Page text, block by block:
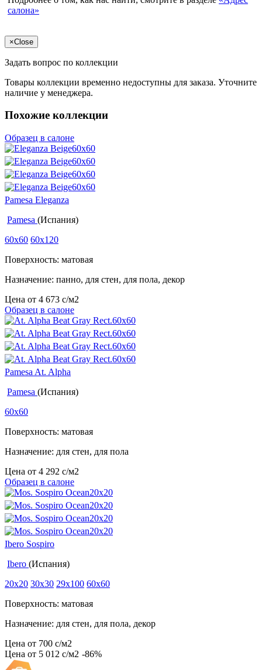
салона»
×Close
Задать вопрос по коллекции
Товары коллекции временно недоступны для заказа. Уточните
наличие у менеджера.
Похожие коллекции
Образец в салоне
Pamesa Eleganza
Pamesa (Испания)
60x60 60x120
Поверхность: матовая
Назначение: панно, для стен, для пола, декор
Цена от 4 673 c/м2
Образец в салоне
Pamesa At. Alpha
Pamesa (Испания)
60x60
Поверхность: матовая
Назначение: для стен, для пола
Цена от 4 292 c/м2
Образец в салоне
Ibero Sospiro
Ibero (Испания)
20x20 30x30 29x100 60x60
Поверхность: матовая
Назначение: для стен, для пола, декор
Цена от 700 c/м2
Цена от 5 012 c/м2 -86%